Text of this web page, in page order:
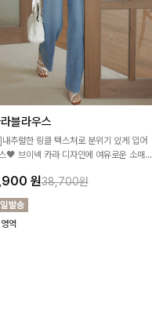
블라우스
추럴한 링클 텍스처로 분위기 있게 입어
🖤 브이넥 카라 디자인에 여유로운 소매핏
원38,700원
역